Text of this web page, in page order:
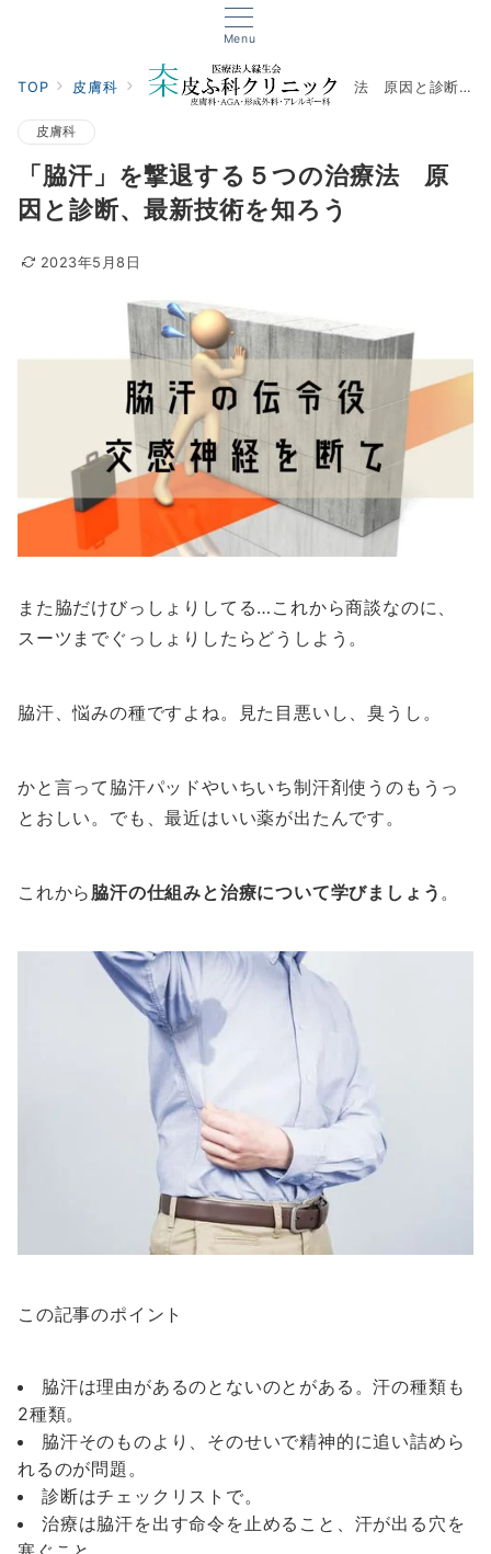
Menu
TOP 皮膚科 「脇汗」を撃退する５つの治療法 原因と診断、最新技術を知ろう
皮膚科
「脇汗」を撃退する５つの治療法 原
因と診断、最新技術を知ろう
2023年5月8日
また脇だけびっしょりしてる…これから商談なのに、
スーツまでぐっしょりしたらどうしよう。
脇汗、悩みの種ですよね。見た目悪いし、臭うし。
かと言って脇汗パッドやいちいち制汗剤使うのもうっ
とおしい。でも、最近はいい薬が出たんです。
これから 脇汗の仕組みと治療について学びましょう 。
この記事のポイント
脇汗は理由があるのとないのとがある。汗の種類も
2種類。
脇汗そのものより、そのせいで精神的に追い詰めら
れるのが問題。
診断はチェックリストで。
治療は脇汗を出す命令を止めること、汗が出る穴を